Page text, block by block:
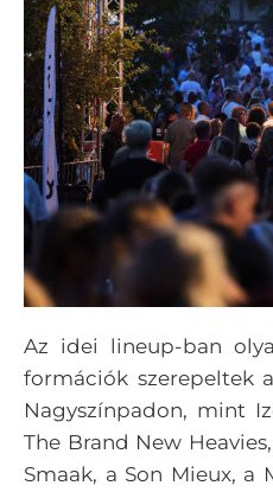
Az idei lineup-ban
formációk szerepeltek
Nagyszínpadon, mint
The Brand New
Smaak, a Son Mieux, a